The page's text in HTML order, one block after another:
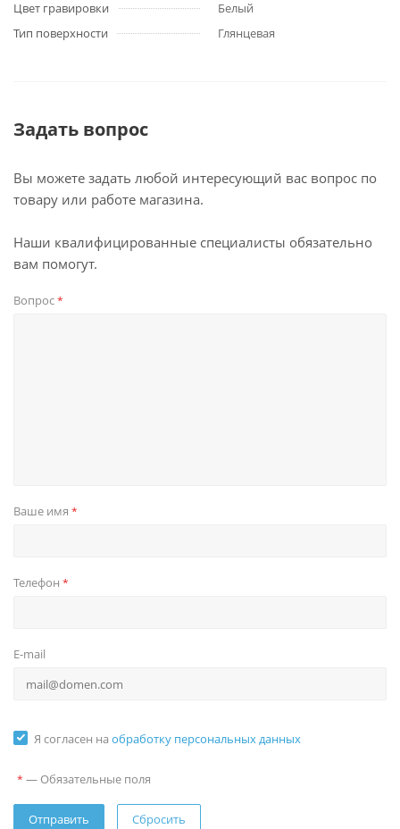
Цвет гравировки
Белый
Тип поверхности
Глянцевая
Задать вопрос
Вы можете задать любой интересующий вас вопрос по
товару или работе магазина.
Наши квалифицированные специалисты обязательно
вам помогут.
Вопрос*
Ваше имя *
Телефон *
E-mail
Я согласен на обработку персональных данных
* — Обязательные поля
Сбросить